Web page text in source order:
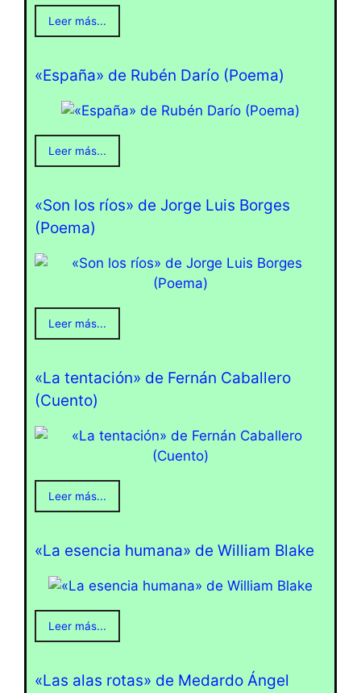
Leer más...
«España» de Rubén Darío (Poema)
Leer más...
«Son los ríos» de Jorge Luis Borges
(Poema)
Leer más...
«La tentación» de Fernán Caballero
(Cuento)
Leer más...
«La esencia humana» de William Blake
Leer más...
«Las alas rotas» de Medardo Ángel